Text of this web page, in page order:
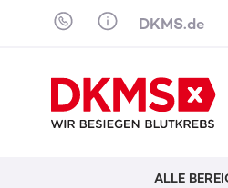
Skip to content
DKMS.de
ALLE